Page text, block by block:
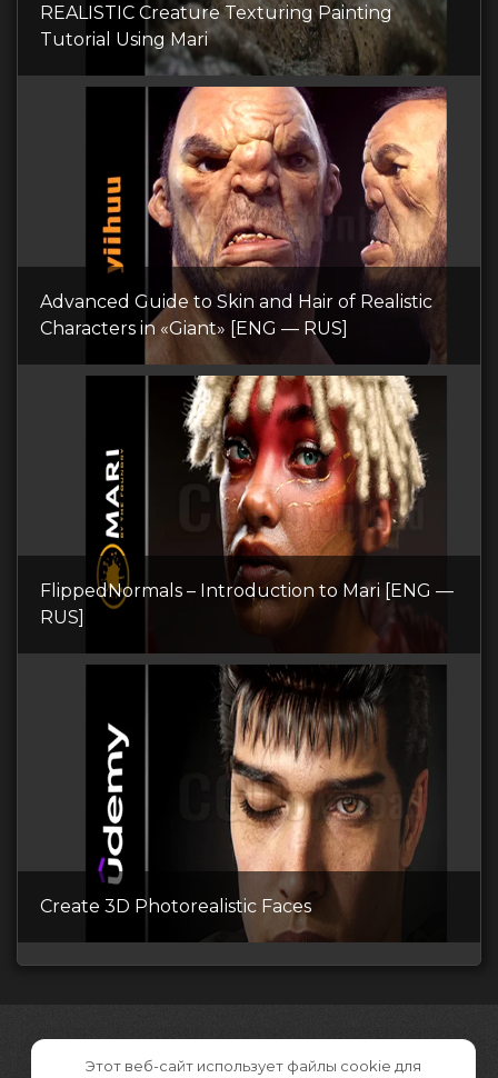
REALISTIC Creature Texturing Painting
Tutorial Using Mari
Advanced Guide to Skin and Hair of Realistic
Characters in «Giant» [ENG — RUS]
FlippedNormals – Introduction to Mari [ENG —
RUS]
Create 3D Photorealistic Faces
Этот веб-сайт использует файлы cookie для